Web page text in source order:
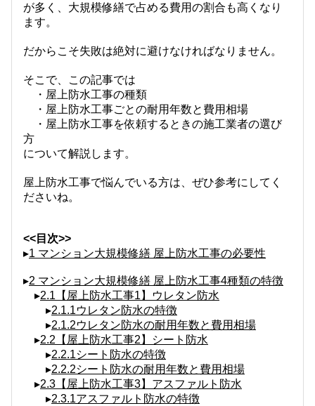
が多く、大規模修繕で占める費用の割合も高くなり
ます。
だからこそ失敗は絶対に避けなければなりません。
そこで、この記事では
・屋上防水工事の種類
・屋上防水工事ごとの耐用年数と費用相場
・屋上防水工事を依頼するときの施工業者の選び
方
について解説します。
屋上防水工事で悩んでいる方は、ぜひ参考にしてく
ださいね。
<<目次>>
▸1 マンション大規模修繕 屋上防水工事の必要性
▸2 マンション大規模修繕 屋上防水工事4種類の特徴
▸2.1【屋上防水工事1】ウレタン防水
▸2.1.1ウレタン防水の特徴
▸2.1.2ウレタン防水の耐用年数と費用相場
▸2.2【屋上防水工事2】シート防水
▸2.2.1シート防水の特徴
▸2.2.2シート防水の耐用年数と費用相場
▸2.3【屋上防水工事3】アスファルト防水
▸2.3.1アスファルト防水の特徴